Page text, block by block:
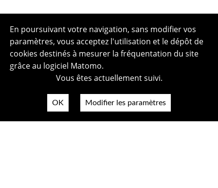
En poursuivant votre navigation, sans modifier vos
paramètres, vous acceptez l'utilisation et le dépôt de
cookies destinés à mesurer la fréquentation du site
grâce au logiciel Matomo.
Vous êtes actuellement suivi.
OK Modifier les paramètres